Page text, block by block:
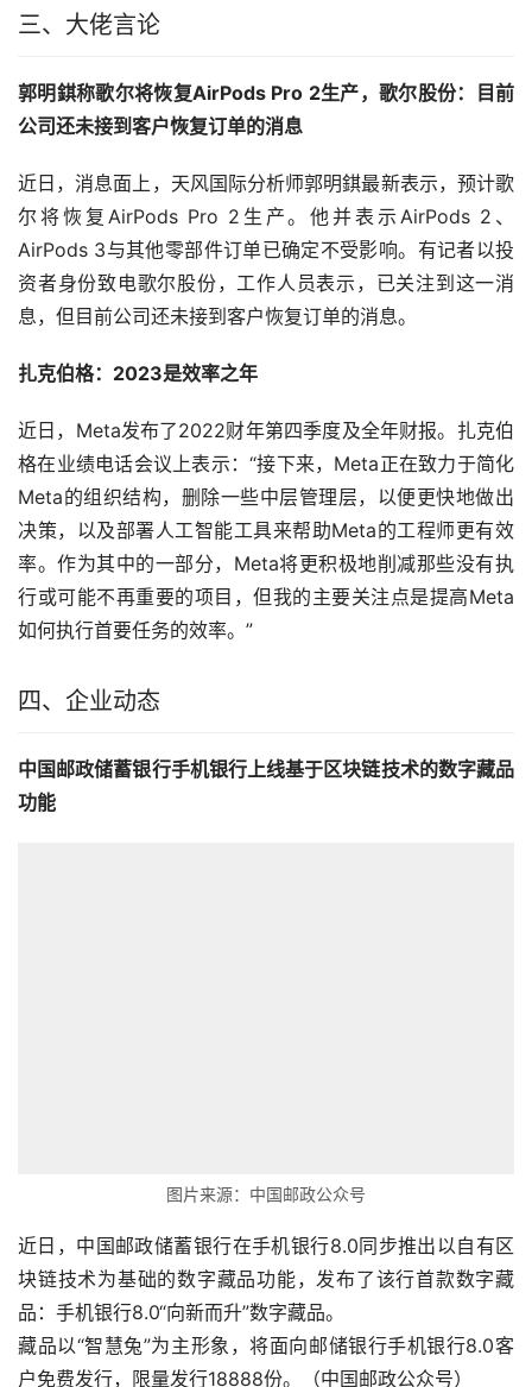
三、大佬言论
郭明錤称歌尔将恢复AirPods Pro 2生产，歌尔股份：目前
公司还未接到客户恢复订单的消息
近日，消息面上，天风国际分析师郭明錤最新表示，预计歌
尔将恢复AirPods Pro 2生产。他并表示AirPods 2、
AirPods 3与其他零部件订单已确定不受影响。有记者以投
资者身份致电歌尔股份，工作人员表示，已关注到这一消
息，但目前公司还未接到客户恢复订单的消息。
扎克伯格：2023是效率之年
近日，Meta发布了2022财年第四季度及全年财报。扎克伯
格在业绩电话会议上表示：“接下来，Meta正在致力于简化
Meta的组织结构，删除一些中层管理层，以便更快地做出
决策，以及部署人工智能工具来帮助Meta的工程师更有效
率。作为其中的一部分，Meta将更积极地削减那些没有执
行或可能不再重要的项目，但我的主要关注点是提高Meta
如何执行首要任务的效率。”
四、企业动态
中国邮政储蓄银行手机银行上线基于区块链技术的数字藏品
功能
图片来源：中国邮政公众号
近日，中国邮政储蓄银行在手机银行8.0同步推出以自有区
块链技术为基础的数字藏品功能，发布了该行首款数字藏
品：手机银行8.0“向新而升”数字藏品。
藏品以“智慧兔”为主形象，将面向邮储银行手机银行8.0客
户免费发行，限量发行18888份。（中国邮政公众号）